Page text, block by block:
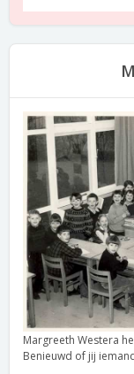
Margreeth Westera
Benieuwd of jij